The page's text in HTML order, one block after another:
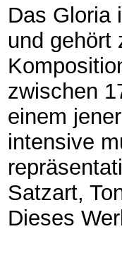
Das Gloria
und gehört
zwischen
einem
intensive
Satzart,
Dieses